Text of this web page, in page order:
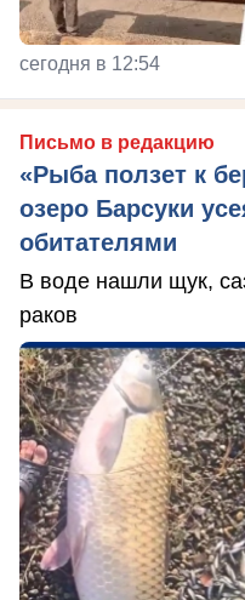
сегодня в 12:54
Письмо в редакцию
«Рыба ползет к
озеро Барсуки
обитателями
В воде нашли щук,
раков